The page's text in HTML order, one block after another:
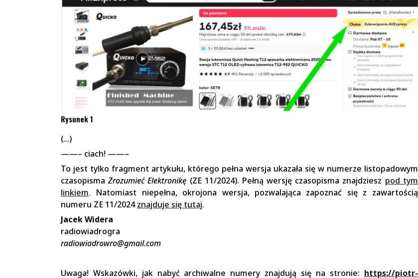
Rysunek 1
(…)
——– ciach! ——–
To jest tylko fragment artykułu, którego pełna wersja ukazała się w numerze listopadowym
czasopismaZrozumieć Elektronikę (ZE 11/2024). Pełną wersję czasopisma znajdziesz pod tym
linkiem. Natomiast niepełna, okrojona wersja, pozwalająca zapoznać się z zawartością
numeru ZE 11/2024znajduje się tutaj.
Jacek Widera
radiowiadrogra
radiowiadrowro@gmail.com
Uwaga! Wskazówki, jak nabyć archiwalne numery znajdują się na stronie: https://piotr-